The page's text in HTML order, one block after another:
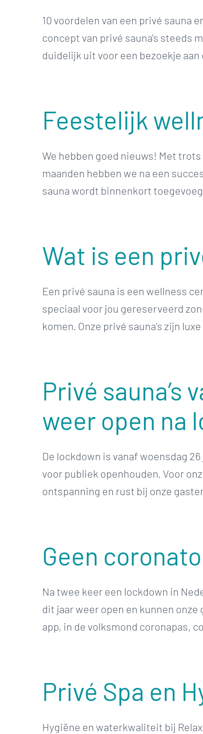
10 voordelen van een privé sauna
concept van privé sauna's steeds
duidelijk uit voor een bezoekje
Feestelijk
We hebben goed nieuws! Met
maanden hebben we na een
sauna wordt binnenkort
Wat is een
Een privé sauna is een wellness
speciaal voor jou gereserveerd
komen. Onze privé sauna’s zijn
Privé sauna’s
weer open na
De lockdown is vanaf woensdag
voor publiek openhouden. Voor
ontspanning en rust bij onze
Geen
Na twee keer een lockdown in
dit jaar weer open en kunnen
app, in de volksmond coronapas,
Privé Spa en
Hygiëne en waterkwaliteit bij